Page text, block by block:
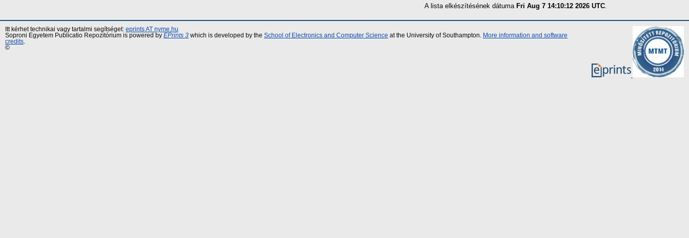
A lista elkészítésének dátuma Fri Aug 7 14:10:12 2026 UTC
Itt kérhet technikai vagy tartalmi segítséget: eprints AT nyme.hu
Soproni Egyetem Publicatio Repozitórium is powered by EPrints 3 which is developed by the School of Electronics and Computer Science at the University of Southampton.
More information and software
credits
©